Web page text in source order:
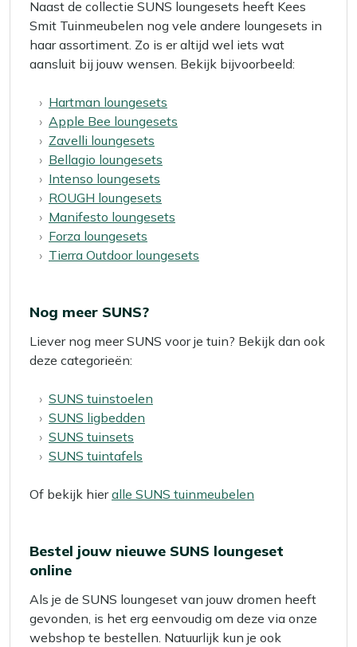
Naast de collectie SUNS loungesets heeft Kees
Smit Tuinmeubelen nog vele andere loungesets in
haar assortiment. Zo is er altijd wel iets wat
aansluit bij jouw wensen. Bekijk bijvoorbeeld:
Hartman loungesets
Apple Bee loungesets
Zavelli loungesets
Bellagio loungesets
Intenso loungesets
ROUGH loungesets
Manifesto loungesets
Forza loungesets
Tierra Outdoor loungesets
Nog meer SUNS?
Liever nog meer SUNS voor je tuin? Bekijk dan ook
deze categorieën:
SUNS tuinstoelen
SUNS ligbedden
SUNS tuinsets
SUNS tuintafels
Of bekijk hieralle SUNS tuinmeubelen
Bestel jouw nieuwe SUNS loungeset
online
Als je de SUNS loungeset van jouw dromen heeft
gevonden, is het erg eenvoudig om deze via onze
webshop te bestellen. Natuurlijk kun je ook